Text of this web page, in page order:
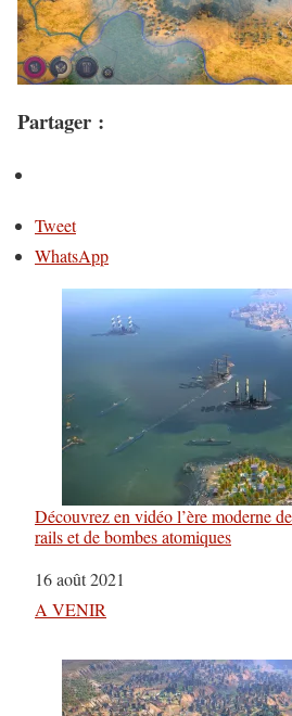
Partager :
Tweet
WhatsApp
Découvrez en vidéo l’ère moderne
rails et de bombes atomiques
Date
16 août 2021
Par rapport à
A VENIR